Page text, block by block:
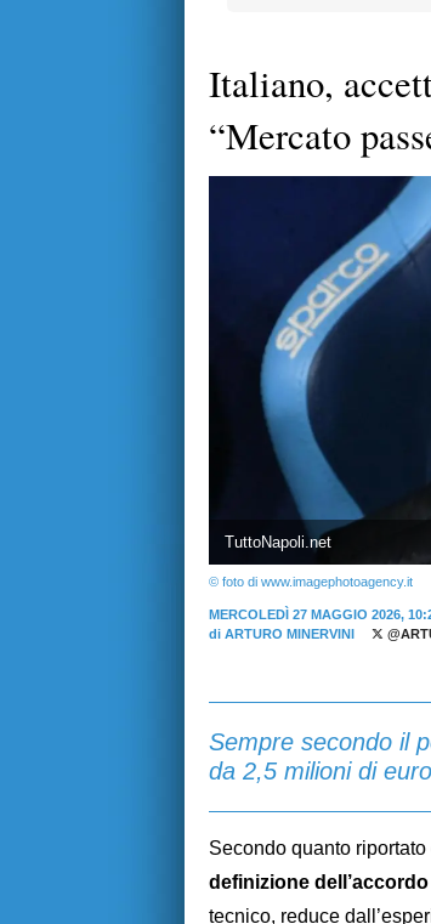
Italiano,
“Mercato
TuttoNapoli.net
© foto di www.imagephotoagency.it
MERCOLEDÌ 27 MAGGIO 2026,
di ARTURO MINERVINI
Sempre secondo il
da 2,5 milioni di
Secondo quanto
definizione
tecnico, reduce